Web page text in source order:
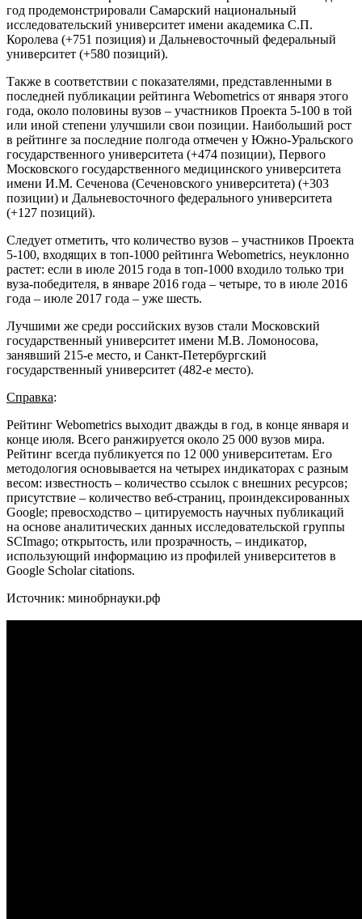
год продемонстрировали Самарский национальный
исследовательский университет имени академика С.П.
Королева (+751 позиция) и Дальневосточный федеральный
университет (+580 позиций).
Также в соответствии с показателями, представленными в
последней публикации рейтинга Webometrics от января этого
года, около половины вузов – участников Проекта 5-100 в той
или иной степени улучшили свои позиции. Наибольший рост
в рейтинге за последние полгода отмечен у Южно-Уральского
государственного университета (+474 позиции), Первого
Московского государственного медицинского университета
имени И.М. Сеченова (Сеченовского университета) (+303
позиции) и Дальневосточного федерального университета
(+127 позиций).
Следует отметить, что количество вузов – участников Проекта
5-100, входящих в топ-1000 рейтинга Webometrics, неуклонно
растет: если в июле 2015 года в топ-1000 входило только три
вуза-победителя, в январе 2016 года – четыре, то в июле 2016
года – июле 2017 года – уже шесть.
Лучшими же среди российских вузов стали Московский
государственный университет имени М.В. Ломоносова,
занявший 215-е место, и Санкт-Петербургский
государственный университет (482-е место).
Справка:
Рейтинг Webometrics выходит дважды в год, в конце января и
конце июля. Всего ранжируется около 25 000 вузов мира.
Рейтинг всегда публикуется по 12 000 университетам. Его
методология основывается на четырех индикаторах с разным
весом: известность – количество ссылок с внешних ресурсов;
присутствие – количество веб-страниц, проиндексированных
Google; превосходство – цитируемость научных публикаций
на основе аналитических данных исследовательской группы
SCImago; открытость, или прозрачность, – индикатор,
использующий информацию из профилей университетов в
Google Scholar citations.
Источник: минобрнауки.рф